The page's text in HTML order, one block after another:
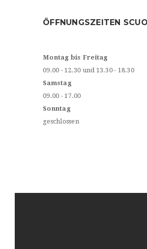
ÖFFNUNGSZEITEN
Montag bis Freitag
09.00 - 12.30 und 13.30 - 18.30
Samstag
09.00 - 17.00
Sonntag
geschlossen